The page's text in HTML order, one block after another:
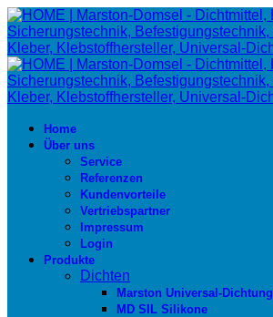
Home
Über uns
Service
Referenzen
Kundenvorteile
Vertriebspartner
Impressum
Login
Produkte
Dichten
Marston Universal-Dichtung
MD SIL Silikone